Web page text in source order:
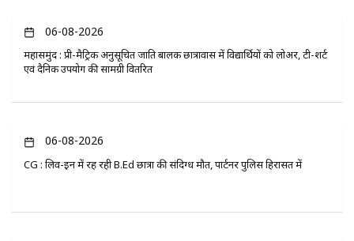
06-08-2026
महासमुंद : प्री-मैट्रिक अनुसूचित जाति बालक छात्रावास में विद्यार्थियों को लोअर, टी-शर्ट
एवं दैनिक उपयोग की सामग्री वितरित
06-08-2026
CG : लिव-इन में रह रही B.Ed छात्रा की संदिग्ध मौत, पार्टनर पुलिस हिरासत में